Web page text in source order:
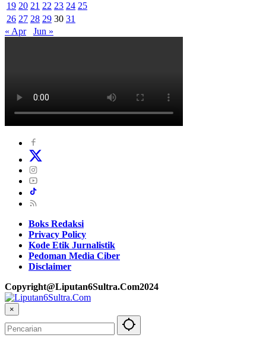
19 20 21 22 23 24 25
26 27 28 29 30 31
« Apr
Jun »
Boks Redaksi
Privacy Policy
Kode Etik Jurnalistik
Pedoman Media Ciber
Disclaimer
Copyright@Liputan6Sultra.Com2024
×